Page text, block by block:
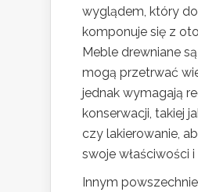
wyglądem, który
komponuje się z
Meble drewniane
mogą przetrwać
jednak wymagają
konserwacji, takiej
czy lakierowanie,
swoje właściwości
Innym powszechnie